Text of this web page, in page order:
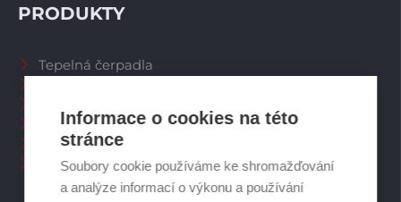
Informace o cookies na této
stránce
Soubory cookie používáme ke shromažďování
a analýze informací o výkonu a používání
PRODUKTY
Tepelná čerpadla
Spalinové systémy
Plynové kotle
Ostatní příslušenství